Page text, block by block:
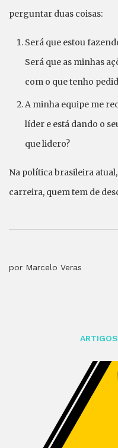
perguntar duas coisas:
Será que estou
Será que as minhas
com o que tenho
A minha equipe me
líder e está dando o
que lidero?
Na política brasileira
carreira, quem tem de
por Marcelo Veras